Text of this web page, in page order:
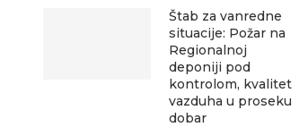
Štab za vanredne
situacije: Požar na
Regionalnoj
deponiji pod
kontrolom, kvalitet
vazduha u proseku
dobar